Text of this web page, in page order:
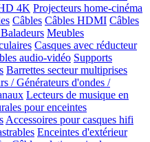
4K Projecteurs home-cinéma
Câbles Câbles HDMI Câbles
Meubles
Casques avec réducteur
audio-vidéo Supports
Barrettes secteur multiprises
/ Générateurs d'ondes /
Lecteurs de musique en
pour enceintes
Accessoires pour casques hifi
Enceintes d'extérieur